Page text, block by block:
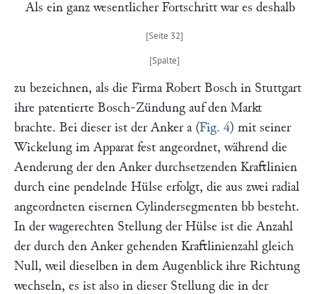
Als ein ganz wesentlicher Fortschritt war es deshalb
zu bezeichnen, als die Firma Robert Bosch in Stuttgart
ihre patentierte Bosch-Zündung auf den Markt
brachte. Bei dieser ist der Anker a(Fig. 4) mit seiner
Wickelung im Apparat fest angeordnet, während die
Aenderung der den Anker durchsetzenden Kraftlinien
durch eine pendelnde Hülse erfolgt, die aus zwei radial
angeordneten eisernen Cylindersegmenten bb besteht.
In der wagerechten Stellung der Hülse ist die Anzahl
der durch den Anker gehenden Kraftlinienzahl gleich
Null, weil dieselben in dem Augenblick ihre Richtung
wechseln, es ist also in dieser Stellung die in der